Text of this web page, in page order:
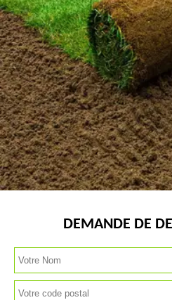
DEMANDE DE